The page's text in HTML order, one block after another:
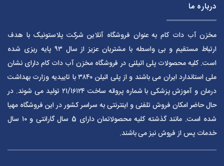
درباره ما
مخزن آب دات کام به عنوان فروشگاه آنلاین شرکت پلاستونیک با هدف
ارتباط مستقیم و بی واسطه با مشتریان عزیز از سال ۹۳ پایه ریزی شده
است. کلیه محصولات پلی اتیلنی در فروشگاه مخزن آب دات کام دارای نشان
ملی استاندارد ایران می باشند و از پلی اتیلن ۳۸۴۰ با تاییدیه وزارت بهداشت
درمان و آموزش پزشکی با شماره پروانه ساخت ۲۱/۱۶۱۲۴ تولید می شوند. در
حال حاضر امکان فروش تلفنی و اینترنتی به سراسر کشور در این فروشگاه مهیا
شده است. مانند گذشته کلیه محصولاتمان دارای 5 سال گارانتی و ۱۰ سال
خدمات پس از فروش نیز می باشند.